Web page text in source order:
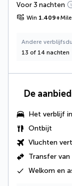
Voor 3 nachten
Win 1.409+
Andere
13 of 14 nachten
De
Het verblijf
Ontbijt
Vluchten
Transfer
Welkom en